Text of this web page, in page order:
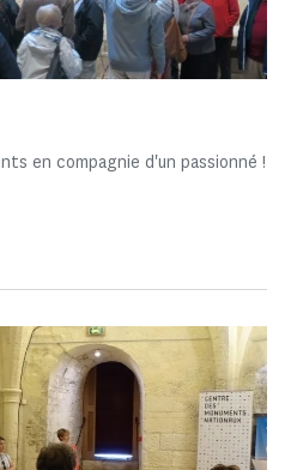
en compagnie d'un passionné !